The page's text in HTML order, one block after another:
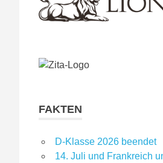
FAKTEN
D-Klasse 2026 beendet
14. Juli und Frankreich